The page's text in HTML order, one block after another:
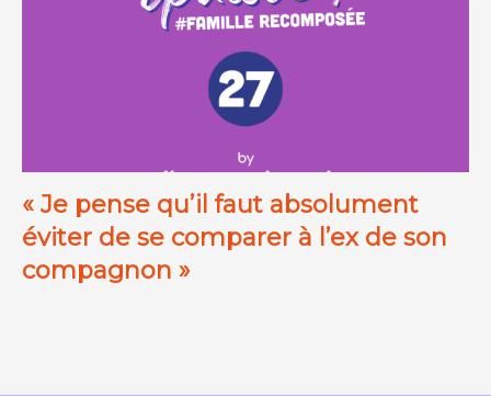
« Je pense qu’il faut absolument
éviter de se comparer à l’ex de son
compagnon »